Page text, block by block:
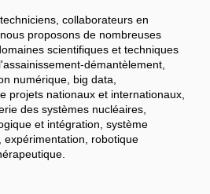
collaborateurs en
proposons de nombreuses
scientifiques et techniques
démantèlement,
numérique, big data,
projets nationaux et internationaux,
des systèmes nucléaires,
et intégration, système
expérimentation, robotique